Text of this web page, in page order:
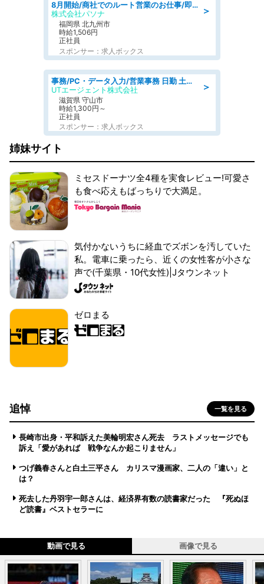
＞
8月開始/商社でのルート営業のお仕事/即日勤務可/車通勤可/営業
株式会社パソナ
福岡県 北九州市
時給1,506円
正社員
スポンサー：求人ボックス
＞
事務/PC・データ入力/営業事務 日勤 土日休み 船舶用のエンジンを扱う会社 総合事務
UTエージェント株式会社
滋賀県 守山市
時給1,300円～
正社員
スポンサー：求人ボックス
姉妹サイト
ミセスドーナツ全4種を実食レビュー!可愛さ
も食べ応えもばっちりで大満足。
気付かないうちに経血でズボンを汚していた
私。電車に乗ったら、近くの女性客が小さな
声で(千葉県・10代女性)|Jタウンネット
ゼロまる
追悼 一覧を見る
長崎市出身・平和訴えた美輪明宏さん死去 ラストメッセージでも
訴え「愛があれば 戦争なんか起こりません」
つげ義春さんと白土三平さん カリスマ漫画家、二人の「違い」と
は？
死去した丹羽宇一郎さんは、経済界有数の読書家だった 『死ぬほ
ど読書』ベストセラーに
動画で見る 画像で見る